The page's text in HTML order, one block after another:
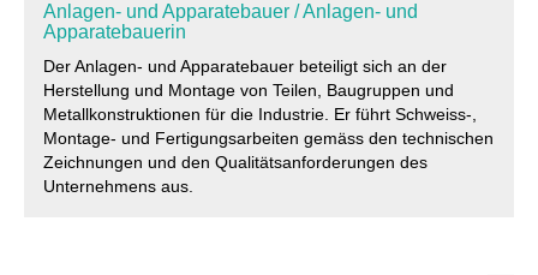
Anlagen- und Apparatebauer / Anlagen- und
Apparatebauerin
Der Anlagen- und Apparatebauer beteiligt sich an der
Herstellung und Montage von Teilen, Baugruppen und
Metallkonstruktionen für die Industrie. Er führt Schweiss-,
Montage- und Fertigungsarbeiten gemäss den technischen
Zeichnungen und den Qualitätsanforderungen des
Unternehmens aus.